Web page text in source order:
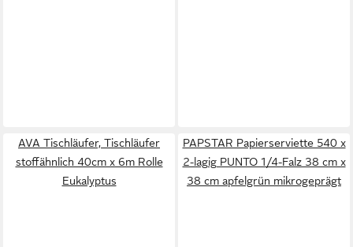
AVA Tischläufer, Tischläufer
stoffähnlich 40cm x 6m Rolle
Eukalyptus
PAPSTAR Papierserviette 540 x
2-lagig PUNTO 1/4-Falz 38 cm x
38 cm apfelgrün mikrogeprägt